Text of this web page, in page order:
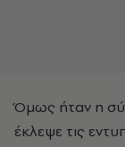
Όμως ήταν η
έκλεψε τις